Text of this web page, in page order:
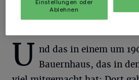
Von Gerhard P. Müller
U nd das in einem um
Bauernhaus, das in
Einstellungen oder
Ablehnen